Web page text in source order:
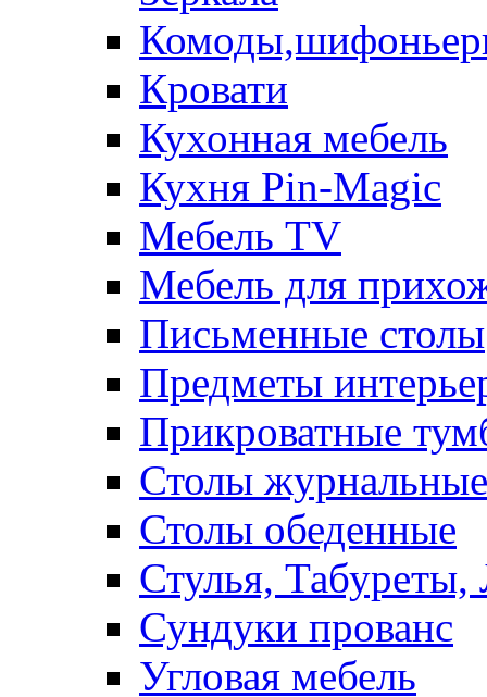
Кровати
Кухонная мебель
Кухня Pin-Magic
Мебель TV
Мебель для
Письменные столы
Предметы
Прикроватные
Столы журнальные
Столы обеденные
Стулья, Табуреты,
Сундуки прованс
Угловая мебель